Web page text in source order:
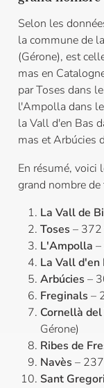
Selon les
la commune de
(Gérone), est
mas en
par Toses dans
l'Ampolla dans
la Vall d'en Bas
mas et Arbúcies
En résumé,
grand nombre
La Vall de
Toses– 372
L'Ampolla
La Vall d'en
Arbúcies–
Freginals–
Cornellà
Gérone)
Ribes de
Navès–
Sant Gregori